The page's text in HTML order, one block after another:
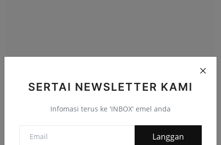
SERTAI NEWSLETTER KAMI
Infomasi terus ke 'INBOX' emel anda
Langgan
'Jangan terlebih pandai interpretasi analisis ramalan c...
Oktober 25, 2024
Komen Facebook